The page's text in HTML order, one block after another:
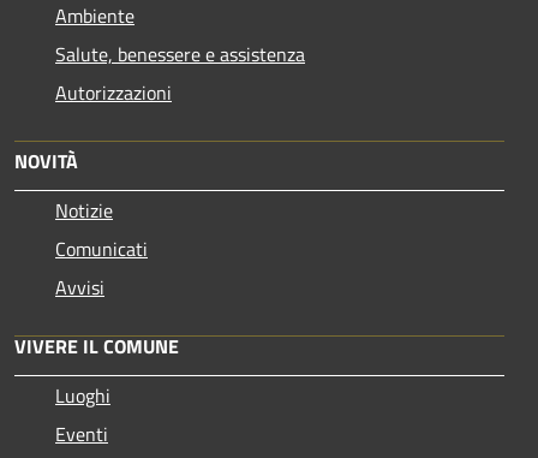
Ambiente
Salute, benessere e assistenza
Autorizzazioni
NOVITÀ
Notizie
Comunicati
Avvisi
VIVERE IL COMUNE
Luoghi
Eventi